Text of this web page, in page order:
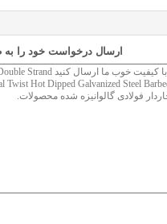
ارسال درخواست خود را به